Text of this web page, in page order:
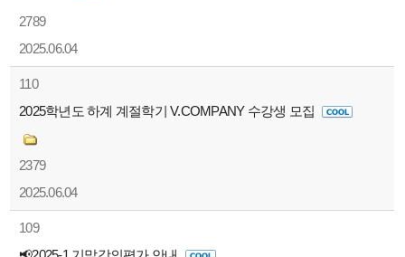
2789
2025.06.04
110
2025학년도 하계 계절학기 V.COMPANY 수강생 모집
2379
2025.06.04
109